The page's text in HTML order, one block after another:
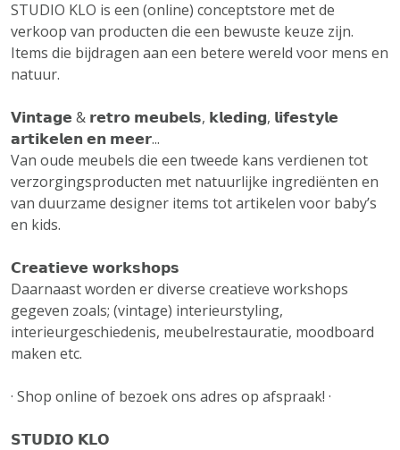
STUDIO KLO is een (online) conceptstore met de
verkoop van producten die een bewuste keuze zijn.
Items die bijdragen aan een betere wereld voor mens en
natuur.
𝗩𝗶𝗻𝘁𝗮𝗴𝗲 & 𝗿𝗲𝘁𝗿𝗼 𝗺𝗲𝘂𝗯𝗲𝗹𝘀, 𝗸𝗹𝗲𝗱𝗶𝗻𝗴, 𝗹𝗶𝗳𝗲𝘀𝘁𝘆𝗹𝗲
𝗮𝗿𝘁𝗶𝗸𝗲𝗹𝗲𝗻 𝗲𝗻 𝗺𝗲𝗲𝗿...
Van oude meubels die een tweede kans verdienen tot
verzorgingsproducten met natuurlijke ingrediënten en
van duurzame designer items tot artikelen voor baby’s
en kids.
𝗖𝗿𝗲𝗮𝘁𝗶𝗲𝘃𝗲 𝘄𝗼𝗿𝗸𝘀𝗵𝗼𝗽𝘀
Daarnaast worden er diverse creatieve workshops
gegeven zoals; (vintage) interieurstyling,
interieurgeschiedenis, meubelrestauratie, moodboard
maken etc.
· Shop online of bezoek ons adres op afspraak! ·
𝗦𝗧𝗨𝗗𝗜𝗢 𝗞𝗟𝗢